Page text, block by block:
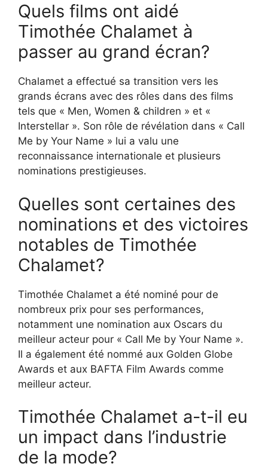
Quels films ont aidé
Timothée Chalamet à
passer au grand écran?
Chalamet a effectué sa transition vers les
grands écrans avec des rôles dans des films
tels que « Men, Women & children » et «
Interstellar ». Son rôle de révélation dans « Call
Me by Your Name » lui a valu une
reconnaissance internationale et plusieurs
nominations prestigieuses.
Quelles sont certaines des
nominations et des victoires
notables de Timothée
Chalamet?
Timothée Chalamet a été nominé pour de
nombreux prix pour ses performances,
notamment une nomination aux Oscars du
meilleur acteur pour « Call Me by Your Name ».
Il a également été nommé aux Golden Globe
Awards et aux BAFTA Film Awards comme
meilleur acteur.
Timothée Chalamet a-t-il eu
un impact dans l’industrie
de la mode?